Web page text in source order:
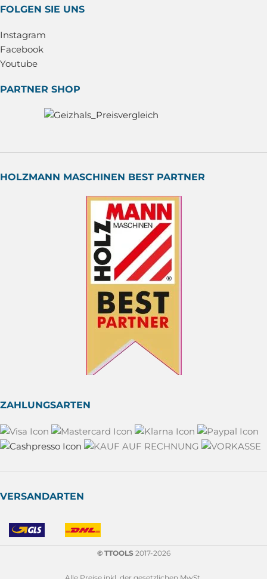
FOLGEN SIE UNS
Instagram
Facebook
Youtube
PARTNER SHOP
HOLZMANN MASCHINEN BEST PARTNER
ZAHLUNGSARTEN
VERSANDARTEN
© TTOOLS 2017-2026